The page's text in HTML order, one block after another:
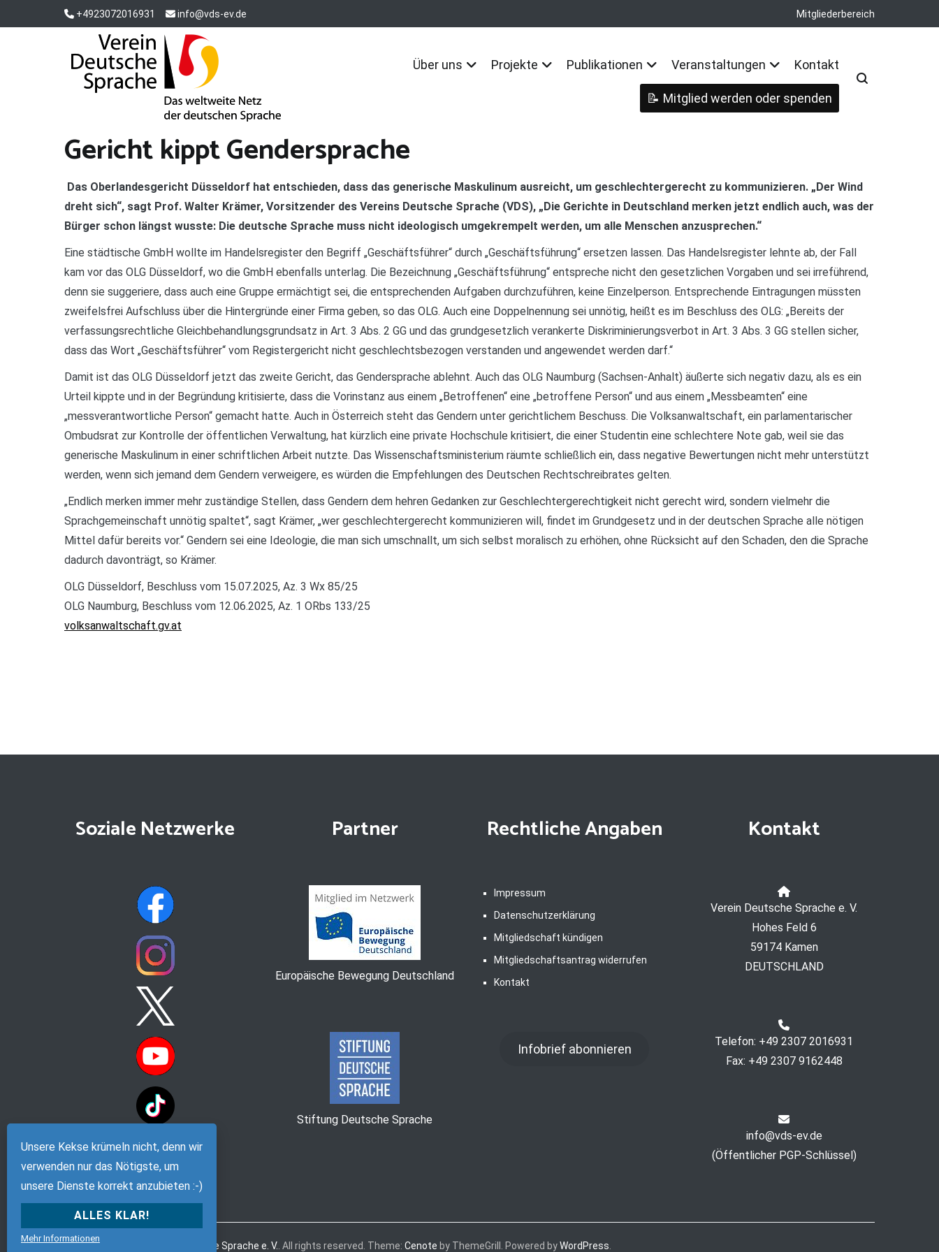
+4923072016931 info@vds-ev.de Mitgliederbereich
Verein Deutsche Sprache e. V.
Über uns Projekte Publikationen Veranstaltungen Kontakt
Mitglied werden oder spenden
Gericht kippt Gendersprache
Das Oberlandesgericht Düsseldorf hat entschieden, dass das generische Maskulinum ausreicht, um geschlechtergerecht zu kommunizieren. „Der Wind
dreht sich“, sagt Prof. Walter Krämer, Vorsitzender des Vereins Deutsche Sprache (VDS), „Die Gerichte in Deutschland merken jetzt endlich auch, was der
Bürger schon längst wusste: Die deutsche Sprache muss nicht ideologisch umgekrempelt werden, um alle Menschen anzusprechen.“
Eine städtische GmbH wollte im Handelsregister den Begriff „Geschäftsführer“ durch „Geschäftsführung“ ersetzen lassen. Das Handelsregister lehnte ab, der Fall
kam vor das OLG Düsseldorf, wo die GmbH ebenfalls unterlag. Die Bezeichnung „Geschäftsführung“ entspreche nicht den gesetzlichen Vorgaben und sei irreführend,
denn sie suggeriere, dass auch eine Gruppe ermächtigt sei, die entsprechenden Aufgaben durchzuführen, keine Einzelperson. Entsprechende Eintragungen müssten
zweifelsfrei Aufschluss über die Hintergründe einer Firma geben, so das OLG. Auch eine Doppelnennung sei unnötig, heißt es im Beschluss des OLG: „Bereits der
verfassungsrechtliche Gleichbehandlungsgrundsatz in Art. 3 Abs. 2 GG und das grundgesetzlich verankerte Diskriminierungsverbot in Art. 3 Abs. 3 GG stellen sicher,
dass das Wort „Geschäftsführer“ vom Registergericht nicht geschlechtsbezogen verstanden und angewendet werden darf.“
Damit ist das OLG Düsseldorf jetzt das zweite Gericht, das Gendersprache ablehnt. Auch das OLG Naumburg (Sachsen-Anhalt) äußerte sich negativ dazu, als es ein
Urteil kippte und in der Begründung kritisierte, dass die Vorinstanz aus einem „Betroffenen“ eine „betroffene Person“ und aus einem „Messbeamten“ eine
„messverantwortliche Person“ gemacht hatte. Auch in Österreich steht das Gendern unter gerichtlichem Beschuss. Die Volksanwaltschaft, ein parlamentarischer
Ombudsrat zur Kontrolle der öffentlichen Verwaltung, hat kürzlich eine private Hochschule kritisiert, die einer Studentin eine schlechtere Note gab, weil sie das
generische Maskulinum in einer schriftlichen Arbeit nutzte. Das Wissenschaftsministerium räumte schließlich ein, dass negative Bewertungen nicht mehr unterstützt
werden, wenn sich jemand dem Gendern verweigere, es würden die Empfehlungen des Deutschen Rechtschreibrates gelten.
„Endlich merken immer mehr zuständige Stellen, dass Gendern dem hehren Gedanken zur Geschlechtergerechtigkeit nicht gerecht wird, sondern vielmehr die
Sprachgemeinschaft unnötig spaltet“, sagt Krämer, „wer geschlechtergerecht kommunizieren will, findet im Grundgesetz und in der deutschen Sprache alle nötigen
Mittel dafür bereits vor.“ Gendern sei eine Ideologie, die man sich umschnallt, um sich selbst moralisch zu erhöhen, ohne Rücksicht auf den Schaden, den die Sprache
dadurch davonträgt, so Krämer.
OLG Düsseldorf, Beschluss vom 15.07.2025, Az. 3 Wx 85/25
OLG Naumburg, Beschluss vom 12.06.2025, Az. 1 ORbs 133/25
volksanwaltschaft.gv.at
Soziale Netzwerke Partner
Europäische Bewegung Deutschland
Stiftung Deutsche Sprache
Rechtliche Angaben
Impressum
Datenschutzerklärung
Mitgliedschaft kündigen
Mitgliedschaftsantrag widerrufen
Kontakt
Infobrief abonnieren
Kontakt
Verein Deutsche Sprache e. V.
Hohes Feld 6
59174 Kamen
DEUTSCHLAND
Telefon: +49 2307 2016931
Fax: +49 2307 9162448
info@vds-ev.de
(Öffentlicher PGP-Schlüssel)
Copyright © 2026 Verein Deutsche Sprache e. V. . All rights reserved. Theme: Cenote by ThemeGrill. Powered byWordPress
Unsere Kekse krümeln nicht, denn wir
verwenden nur das Nötigste, um
unsere Dienste korrekt anzubieten :-)
ALLES KLAR!
Mehr Informationen